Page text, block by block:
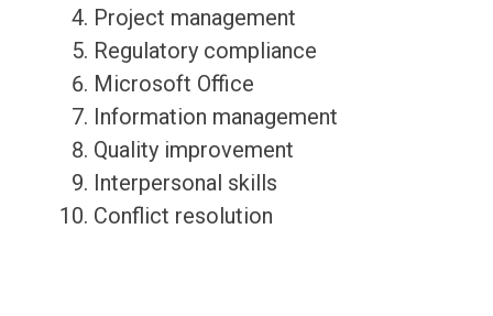
Project management
Regulatory compliance
Microsoft Office
Information management
Quality improvement
Interpersonal skills
Conflict resolution